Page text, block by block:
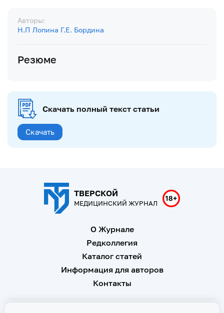
Авторы:
Н.П Лопина Г.Е. Бордина
Резюме
Скачать полный текст статьи
Скачать
ТВЕРСКОЙ
МЕДИЦИНСКИЙ ЖУРНАЛ
О Журнале
Редколлегия
Каталог статей
Информация для авторов
Контакты